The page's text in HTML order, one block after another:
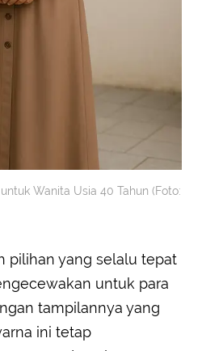
Wanita Usia 40 Tahun (Foto:
pilihan yang selalu tepat
untuk para
tampilannya yang
ini tetap